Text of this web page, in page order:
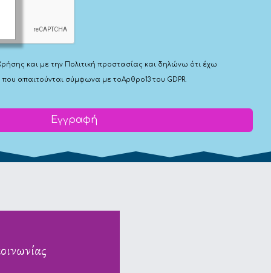
μας
και με την Πολιτική προστασίας και δηλώνω ότι έχω
που απαιτούνται σύμφωνα με τοΑρθρο13 του GDPR.
Εγγραφή